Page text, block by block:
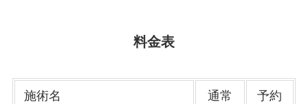
料金表
施術名
通常
予約